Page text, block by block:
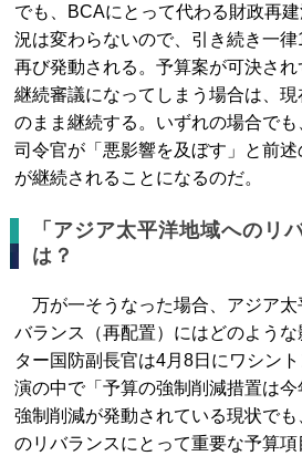
でも、BCAにとって代わる財政再
況は変わらないので、引き続き一
再び発動される。予算案が可決さ
継続審議になってしまう場合は、
のまま継続する。いずれの場合で
司令官が「悪影響を及ぼす」と前
が継続されることになるのだ。
「アジア太平洋地域へのリ
は？
万が一そうなった場合、アジア太
バランス（再配置）にはどのよう
ター国防副長官は4月8日にワシン
演の中で「予算の強制削減措置は今
強制削減が発動されている現状で
のリバランスにとって重要な予算